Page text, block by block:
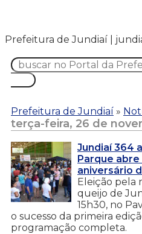
Prefeitura de Jundiaí |
Prefeitura de Jundiaí »
terça-feira, 26 de
Jundiaí 364
Parque
aniversário
Eleição pela
queijo de
15h30, no
o sucesso da primeira
programação completa.